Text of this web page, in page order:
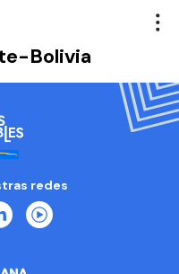
Bolivia
redes